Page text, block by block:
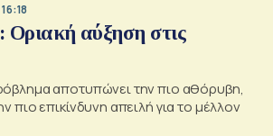
αύξηση στις
αποτυπώνει την πιο αθόρυβη,
πιο επικίνδυνη απειλή για το μέλλον